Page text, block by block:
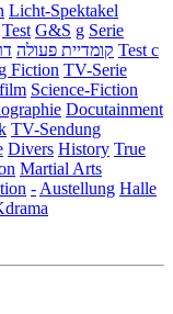
Licht-Spektakel
Test G&S g Serie
קומדיית פעולה Test c
Fiction TV-Serie
Science-Fiction
Docutainment
TV-Sendung
Divers History True
Martial Arts
-Austellung Halle